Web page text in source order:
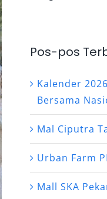
Pos-pos
Kalender
Bersama
Mal Ciputra
Urban Farm
Mall SKA